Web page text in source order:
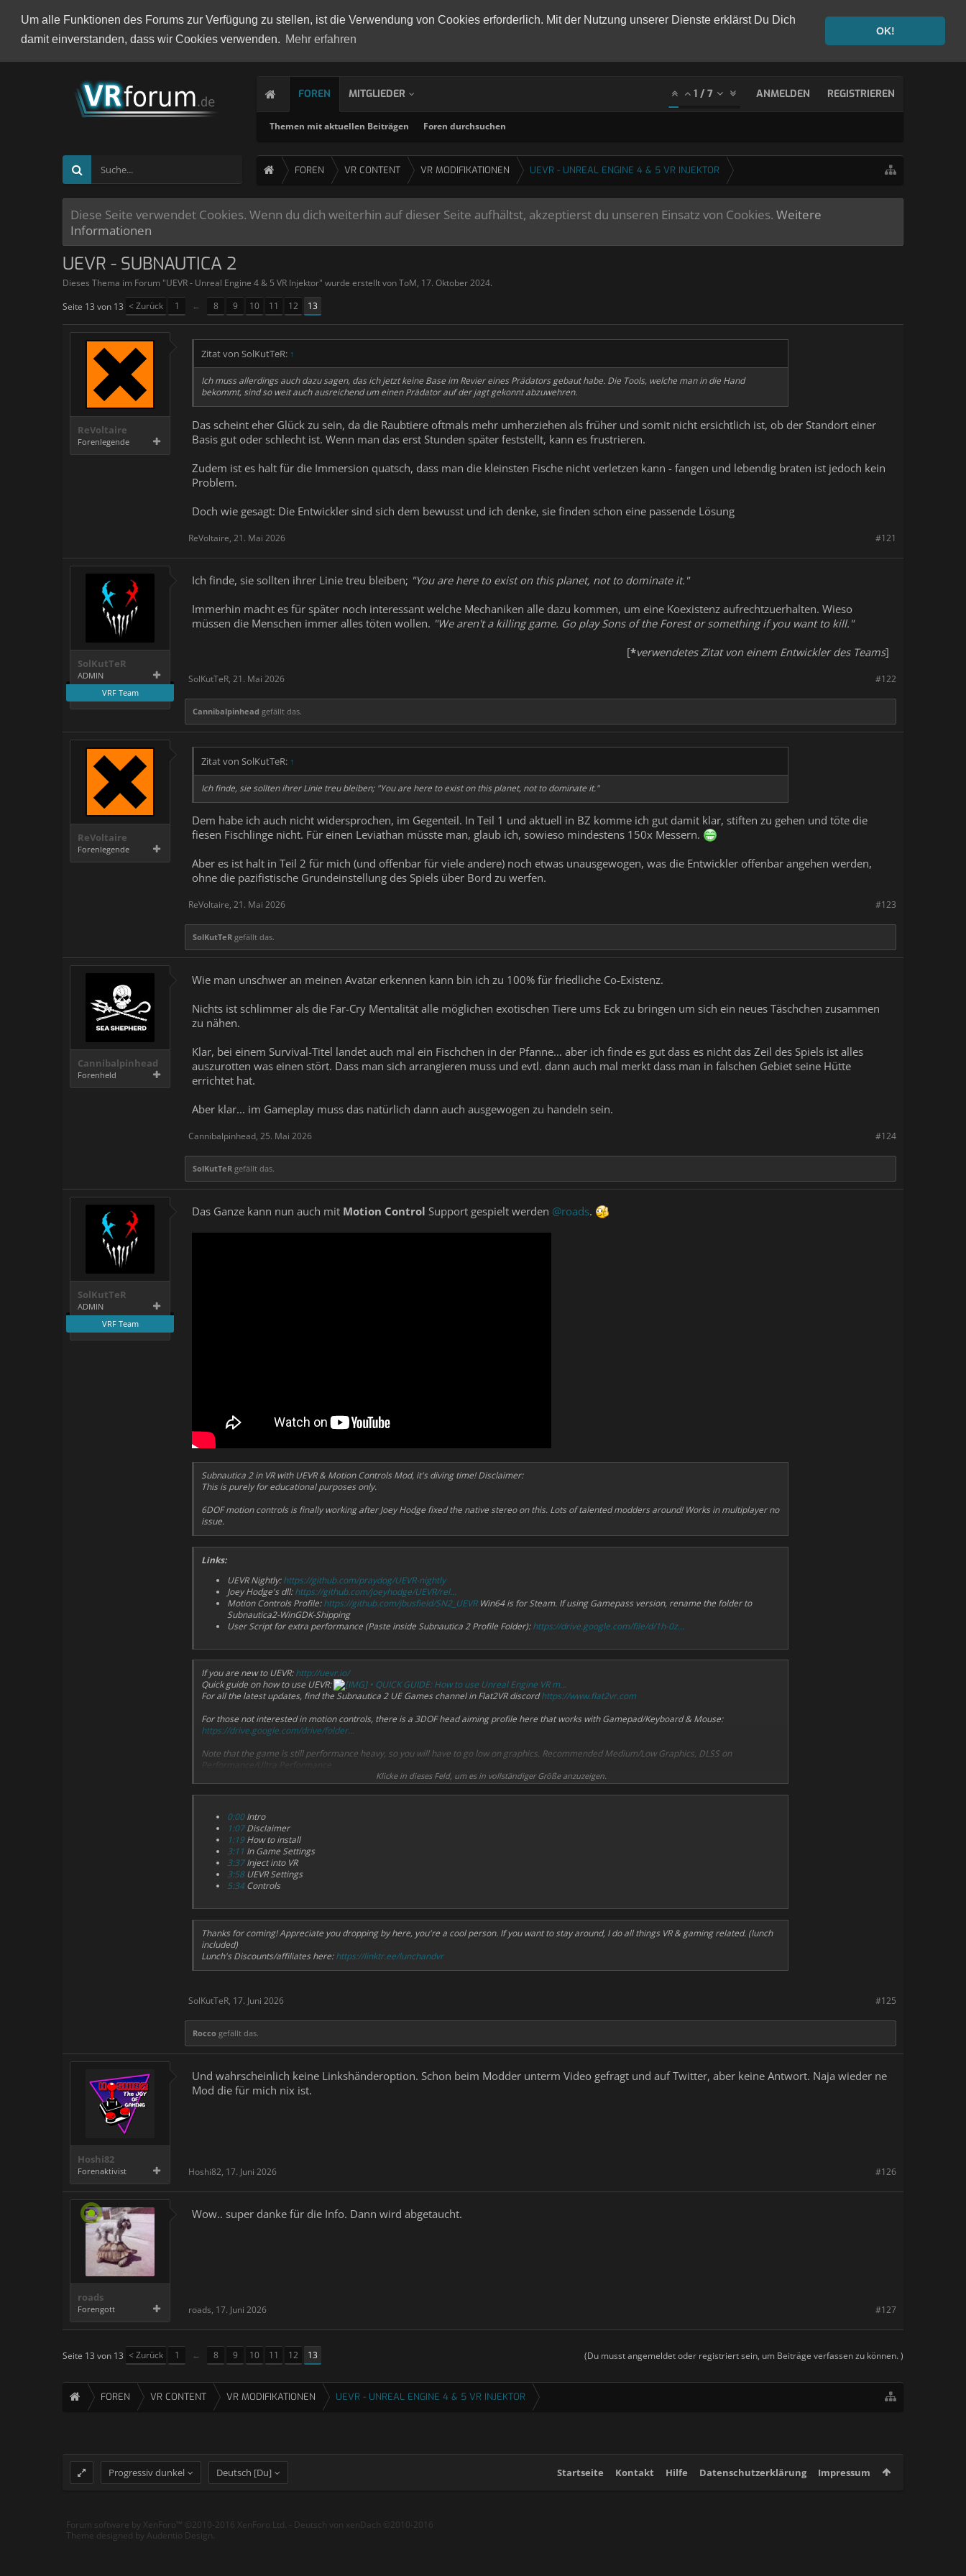
Um alle Funktionen des Forums zur Verfügung zu stellen, ist die Verwendung von Cookies erforderlich. Mit der Nutzung unserer Dienste erklärst Du Dich
damit einverstanden, dass wir Cookies verwenden. Mehr erfahren
OK!
FOREN
Themen mit aktuellen Beiträgen Foren durchsuchen
MITGLIEDER 1 / 7 ANMELDEN REGISTRIEREN
FOREN VR CONTENT VR MODIFIKATIONEN UEVR - UNREAL ENGINE 4 & 5 VR INJEKTOR
Diese Seite verwendet Cookies. Wenn du dich weiterhin auf dieser Seite aufhältst, akzeptierst du unseren Einsatz von Cookies. Weitere
Informationen
UEVR - SUBNAUTICA 2
Dieses Thema im Forum "UEVR - Unreal Engine 4 & 5 VR Injektor" wurde erstellt vonToM, 17. Oktober 2024.
Seite 13 von 13 < Zurück 1 ← 8 9 10 11 12 13
ReVoltaire
Forenlegende
Zitat von SolKutTeR: ↑
Ich muss allerdings auch dazu sagen, das ich jetzt keine Base im Revier eines Prädators gebaut habe. Die Tools, welche man in die Hand
bekommt, sind so weit auch ausreichend um einen Prädator auf der jagt gekonnt abzuwehren.
Das scheint eher Glück zu sein, da die Raubtiere oftmals mehr umherziehen als früher und somit nicht ersichtlich ist, ob der Standort einer
Basis gut oder schlecht ist. Wenn man das erst Stunden später feststellt, kann es frustrieren.
Zudem ist es halt für die Immersion quatsch, dass man die kleinsten Fische nicht verletzen kann - fangen und lebendig braten ist jedoch kein
Problem.
Doch wie gesagt: Die Entwickler sind sich dem bewusst und ich denke, sie finden schon eine passende Lösung
#121
ReVoltaire, 21. Mai 2026
SolKutTeR
ADMIN
VRF Team
Ich finde, sie sollten ihrer Linie treu bleiben; "You are here to exist on this planet, not to dominate it."
Immerhin macht es für später noch interessant welche Mechaniken alle dazu kommen, um eine Koexistenz aufrechtzuerhalten. Wieso
müssen die Menschen immer alles töten wollen. "We aren't a killing game. Go play Sons of the Forest or something if you want to kill."
[*verwendetes Zitat von einem Entwickler des Teams]​
#122
SolKutTeR, 21. Mai 2026
Cannibalpinhead gefällt das.
ReVoltaire
Forenlegende
Zitat von SolKutTeR: ↑
Ich finde, sie sollten ihrer Linie treu bleiben; "You are here to exist on this planet, not to dominate it."
Dem habe ich auch nicht widersprochen, im Gegenteil. In Teil 1 und aktuell in BZ komme ich gut damit klar, stiften zu gehen und töte die
fiesen Fischlinge nicht. Für einen Leviathan müsste man, glaub ich, sowieso mindestens 150x Messern.
Aber es ist halt in Teil 2 für mich (und offenbar für viele andere) noch etwas unausgewogen, was die Entwickler offenbar angehen werden,
ohne die pazifistische Grundeinstellung des Spiels über Bord zu werfen.
#123
ReVoltaire, 21. Mai 2026
SolKutTeR gefällt das.
Cannibalpinhead
Forenheld
Wie man unschwer an meinen Avatar erkennen kann bin ich zu 100% für friedliche Co-Existenz.
Nichts ist schlimmer als die Far-Cry Mentalität alle möglichen exotischen Tiere ums Eck zu bringen um sich ein neues Täschchen zusammen
zu nähen.
Klar, bei einem Survival-Titel landet auch mal ein Fischchen in der Pfanne... aber ich finde es gut dass es nicht das Zeil des Spiels ist alles
auszurotten was einen stört. Dass man sich arrangieren muss und evtl. dann auch mal merkt dass man in falschen Gebiet seine Hütte
errichtet hat.
Aber klar... im Gameplay muss das natürlich dann auch ausgewogen zu handeln sein.
#124
Cannibalpinhead, 25. Mai 2026
SolKutTeR gefällt das.
SolKutTeR
ADMIN
VRF Team
Das Ganze kann nun auch mit Motion Control Support gespielt werden @roads.
Subnautica 2 in VR with UEVR & Motion Controls Mod, it's diving time! Disclaimer:
This is purely for educational purposes only.
6DOF motion controls is finally working after Joey Hodge fixed the native stereo on this. Lots of talented modders around! Works in multiplayer no
issue.
Links:
UEVR Nightly:https://github.com/praydog/UEVR-nightly
Joey Hodge's dll:https://github.com/joeyhodge/UEVR/rel...
Motion Controls Profile:https://github.com/jbusfield/SN2_UEVRWin64 is for Steam. If using Gamepass version, rename the folder to
Subnautica2-WinGDK-Shipping
User Script for extra performance (Paste inside Subnautica 2 Profile Folder):https://drive.google.com/file/d/1h-0z...
If you are new to UEVR:http://uevr.io/
Quick guide on how to use UEVR:
• QUICK GUIDE: How to use Unreal Engine VR m...
For all the latest updates, find the Subnautica 2 UE Games channel in Flat2VR discordhttps://www.flat2vr.com
For those not interested in motion controls, there is a 3DOF head aiming profile here that works with Gamepad/Keyboard & Mouse:
https://drive.google.com/drive/folder...
Note that the game is still performance heavy, so you will have to go low on graphics. Recommended Medium/Low Graphics, DLSS on
Performance/Ultra Performance
Tested on Quest 3 with Virtual Desktop Ultra 90hz
PC: 4090 13900K 64ram
Klicke in dieses Feld, um es in vollständiger Größe anzuzeigen.
0:00Intro
1:07Disclaimer
1:19How to install
3:11 In Game Settings
3:37Inject into VR
3:58UEVR Settings
5:34 Controls
Thanks for coming! Appreciate you dropping by here, you're a cool person. If you want to stay around, I do all things VR & gaming related. (lunch
included)
Lunch's Discounts/affiliates here:https://linktr.ee/lunchandvr
#125
SolKutTeR, 17. Juni 2026
Rocco gefällt das.
Hoshi82
Forenaktivist
Und wahrscheinlich keine Linkshänderoption. Schon beim Modder unterm Video gefragt und auf Twitter, aber keine Antwort. Naja wieder ne
Mod die für mich nix ist.
#126
Hoshi82, 17. Juni 2026
roads
Forengott
Wow.. super danke für die Info. Dann wird abgetaucht.
#127
roads, 17. Juni 2026
(Du musst angemeldet oder registriert sein, um Beiträge verfassen zu können. )
Seite 13 von 13 < Zurück 1 ← 8 9 10 11 12 13
FOREN VR CONTENT VR MODIFIKATIONEN UEVR - UNREAL ENGINE 4 & 5 VR INJEKTOR
Progressiv dunkel Deutsch [Du] Startseite Kontakt Hilfe Datenschutzerklärung Impressum
Forum software by XenForo™ ©2010-2016 XenForo Ltd. - Deutsch von xenDach ©2010-2016
Theme designed by Audentio Design.